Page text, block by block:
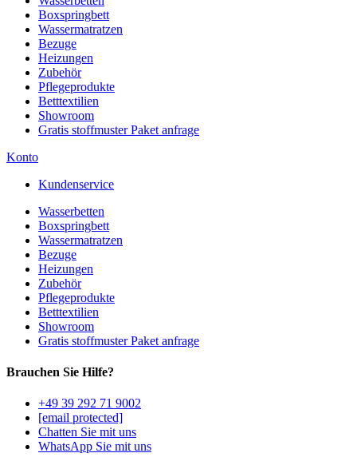
Boxspringbett
Wassermatratzen
Bezuge
Heizungen
Zubehör
Pflegeprodukte
Betttextilien
Showroom
Gratis stoffmuster Paket anfrage
Konto
Kundenservice
Wasserbetten
Boxspringbett
Wassermatratzen
Bezuge
Heizungen
Zubehör
Pflegeprodukte
Betttextilien
Showroom
Gratis stoffmuster Paket anfrage
Brauchen Sie Hilfe?
+49 39 292 71 9002
[email protected]
Chatten Sie mit uns
WhatsApp Sie mit uns